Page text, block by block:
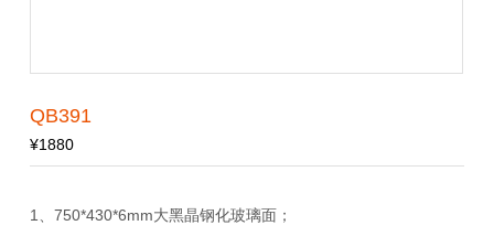
QB391
¥1880
1、750*430*6mm大黑晶钢化玻璃面；